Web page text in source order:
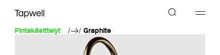
Pintakäsittelyt Graphite